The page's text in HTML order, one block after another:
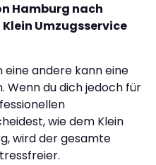
Hamburg nach
Umzugsservice
eine andere kann eine
Wenn du dich jedoch für
wie dem Klein
wird der gesamte